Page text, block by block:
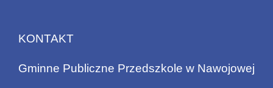
KONTAKT
Gminne Publiczne Przedszkole w Nawojowej